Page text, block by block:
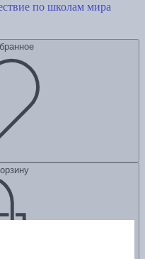
по школам мира